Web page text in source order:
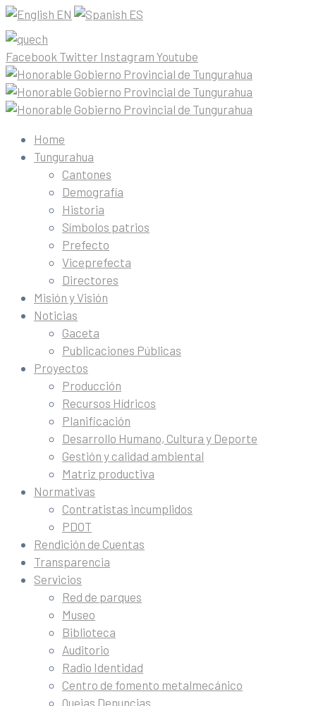
EN ES
Facebook Twitter Instagram Youtube
Home
Tungurahua
Cantones
Demografía
Historia
Símbolos patrios
Prefecto
Viceprefecta
Directores
Misión y Visión
Noticias
Gaceta
Publicaciones Públicas
Proyectos
Producción
Recursos Hídricos
Planificación
Desarrollo Humano, Cultura y Deporte
Gestión y calidad ambiental
Matriz productiva
Normativas
Contratistas incumplidos
PDOT
Rendición de Cuentas
Transparencia
Servicios
Red de parques
Museo
Biblioteca
Auditorio
Radio Identidad
Centro de fomento metalmecánico
Quejas Denuncias